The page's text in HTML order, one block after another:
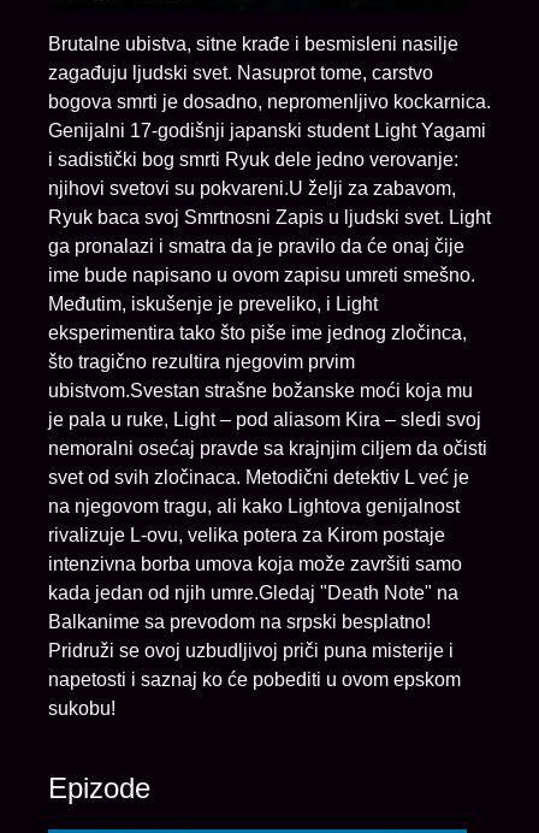
Brutalne ubistva, sitne krađe i besmisleni nasilje
zagađuju ljudski svet. Nasuprot tome, carstvo
bogova smrti je dosadno, nepromenljivo kockarnica.
Genijalni 17-godišnji japanski student Light Yagami
i sadistički bog smrti Ryuk dele jedno verovanje:
njihovi svetovi su pokvareni.U želji za zabavom,
Ryuk baca svoj Smrtnosni Zapis u ljudski svet. Light
ga pronalazi i smatra da je pravilo da će onaj čije
ime bude napisano u ovom zapisu umreti smešno.
Međutim, iskušenje je preveliko, i Light
eksperimentira tako što piše ime jednog zločinca,
što tragično rezultira njegovim prvim
ubistvom.Svestan strašne božanske moći koja mu
je pala u ruke, Light – pod aliasom Kira – sledi svoj
nemoralni osećaj pravde sa krajnjim ciljem da očisti
svet od svih zločinaca. Metodični detektiv L već je
na njegovom tragu, ali kako Lightova genijalnost
rivalizuje L-ovu, velika potera za Kirom postaje
intenzivna borba umova koja može završiti samo
kada jedan od njih umre.Gledaj "Death Note" na
Balkanime sa prevodom na srpski besplatno!
Pridruži se ovoj uzbudljivoj priči puna misterije i
napetosti i saznaj ko će pobediti u ovom epskom
sukobu!
Epizode